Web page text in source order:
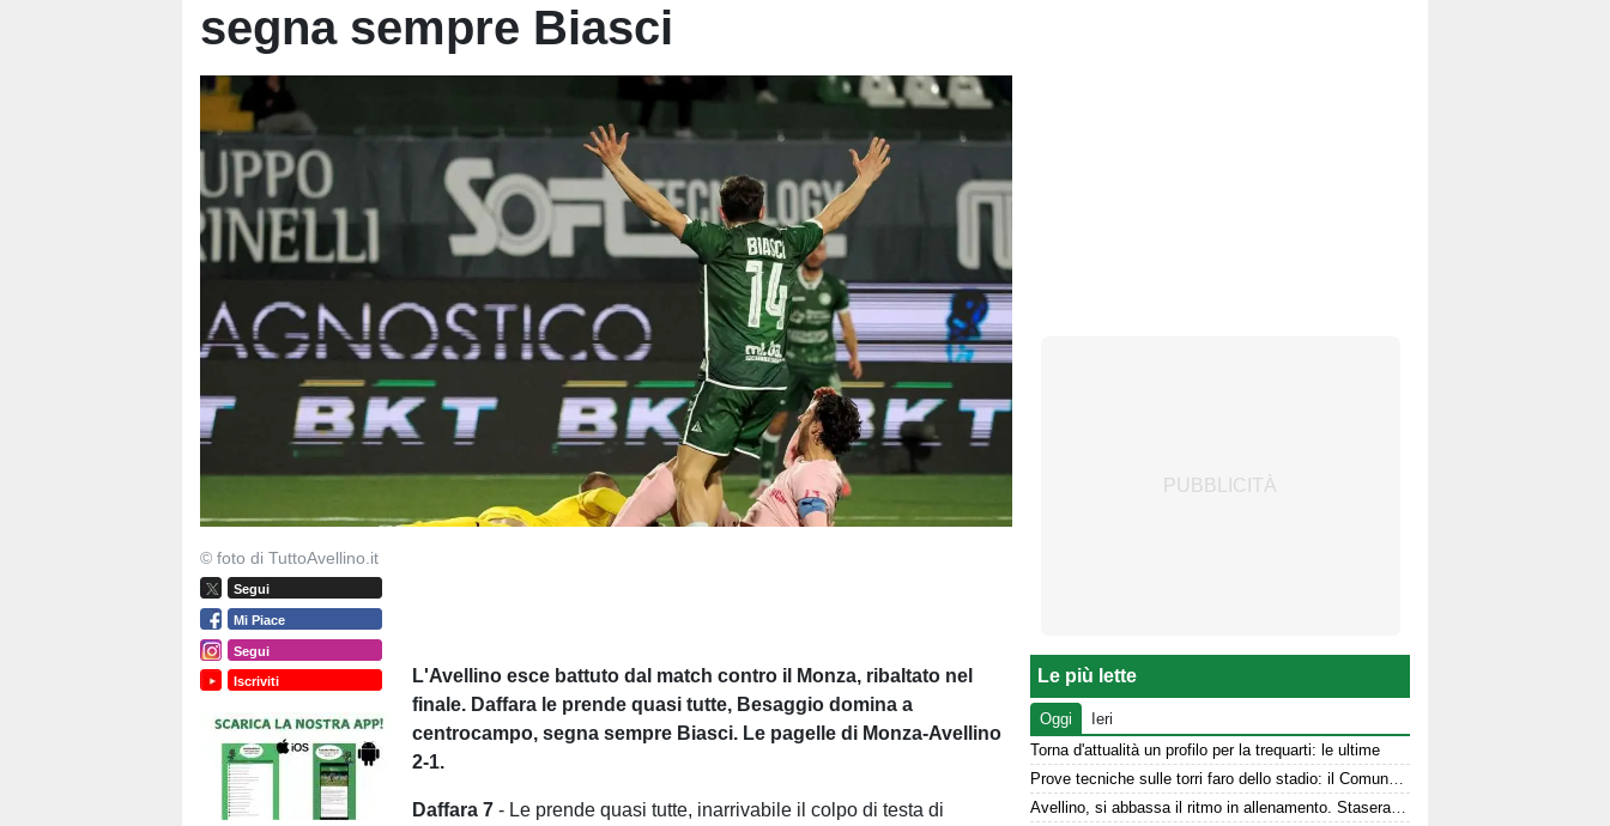
segna sempre Biasci
© foto di TuttoAvellino.it
Segui
Mi Piace
Segui
Iscriviti
L'Avellino esce battuto dal match contro il Monza, ribaltato nel
finale. Daffara le prende quasi tutte, Besaggio domina a
centrocampo, segna sempre Biasci. Le pagelle di Monza-Avellino
2-1.
Daffara 7 - Le prende quasi tutte, inarrivabile il colpo di testa di
Le più lette
Oggi
Ieri
Torna d'attualità un profilo per la trequarti: le ultime
Prove tecniche sulle torri faro dello stadio: il Comune stanzia i fondi
Avellino, si abbassa il ritmo in allenamento. Stasera la presentazione in Piazza